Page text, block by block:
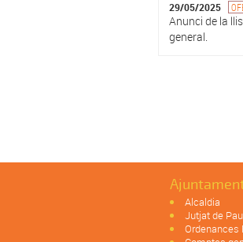
29/05/2025
Anunci de la
general.
Alcaldia
Jutjat de Pau
Ordenances